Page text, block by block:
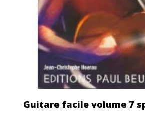
Guitare facile volume 7